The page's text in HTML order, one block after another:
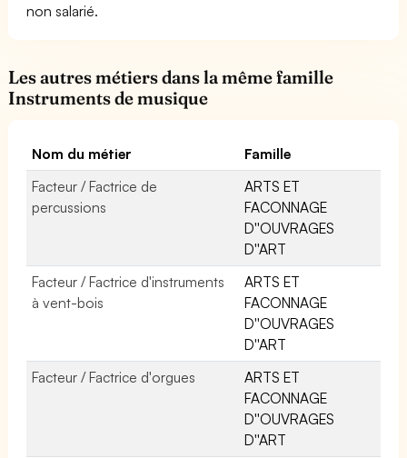
non salarié.
Les autres métiers dans la même famille
Instruments de musique
Nom du métier
Famille
Facteur / Factrice de
percussions
ARTS ET
FACONNAGE
D''OUVRAGES
D''ART
Facteur / Factrice d'instruments
à vent-bois
ARTS ET
FACONNAGE
D''OUVRAGES
D''ART
Facteur / Factrice d'orgues
ARTS ET
FACONNAGE
D''OUVRAGES
D''ART